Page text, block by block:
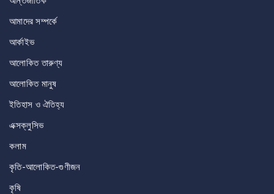
আমাদের সম্পর্কে
আর্কাইভ
আলোকিত তারুণ্য
আলোকিত মানুষ
ইতিহাস ও ঐতিহ্য
এক্সক্লুসিভ
কলাম
কৃতি-আলোকিত-গুণীজন
কৃষি